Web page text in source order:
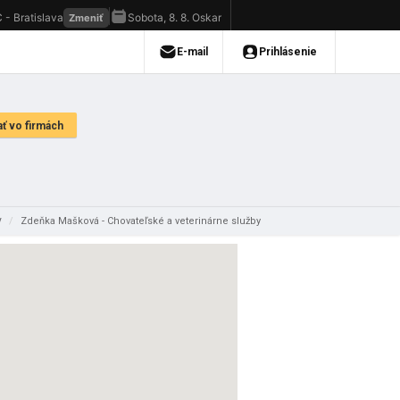
/ Zdeňka Mašková - Chovateľské a veterinárne služby